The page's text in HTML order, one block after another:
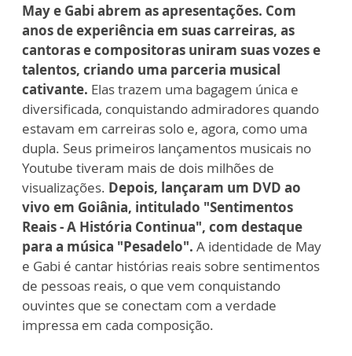
May e Gabi abrem as apresentações. Com
anos de experiência em suas carreiras, as
cantoras e compositoras uniram suas vozes e
talentos, criando uma parceria musical
cativante. Elas trazem uma bagagem única e
diversificada, conquistando admiradores quando
estavam em carreiras solo e, agora, como uma
dupla. Seus primeiros lançamentos musicais no
Youtube tiveram mais de dois milhões de
visualizações. Depois, lançaram um DVD ao
vivo em Goiânia, intitulado "Sentimentos
Reais - A História Continua", com destaque
para a música "Pesadelo". A identidade de May
e Gabi é cantar histórias reais sobre sentimentos
de pessoas reais, o que vem conquistando
ouvintes que se conectam com a verdade
impressa em cada composição.